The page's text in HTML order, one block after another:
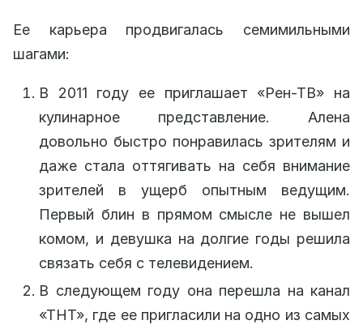
Ее карьера продвигалась семимильными
шагами:
В 2011 году ее приглашает «Рен-ТВ» на
кулинарное представление. Алена
довольно быстро понравилась зрителям и
даже стала оттягивать на себя внимание
зрителей в ущерб опытным ведущим.
Первый блин в прямом смысле не вышел
комом, и девушка на долгие годы решила
связать себя с телевидением.
В следующем году она перешла на канал
«ТНТ», где ее пригласили на одно из самых